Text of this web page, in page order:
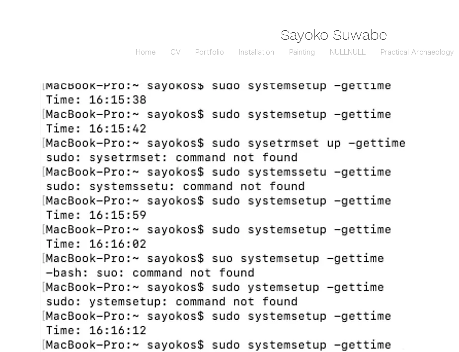
Sayoko Suwabe
Home CV Portfolio Installation Painting NULLNULL Practical Archaeology